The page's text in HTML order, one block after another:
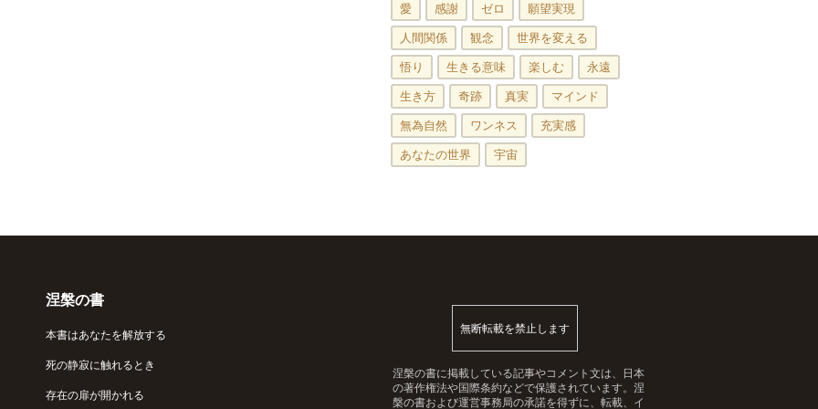
愛 感謝 ゼロ
願望実現
人間関係
観念
世界を変える
悟り
生きる意味 楽しむ
永遠
生き方
奇跡 真実
マインド
無為自然
ワンネス
充実感
あなたの世界
宇宙
涅槃の書
本書はあなたを解放する
死の静寂に触れるとき
存在の扉が開かれる
無断転載を禁止します
涅槃の書に掲載している記事やコメント文は、日本
の著作権法や国際条約などで保護されています。涅
槃の書および運営事務局の承諾を得ずに、転載、イ